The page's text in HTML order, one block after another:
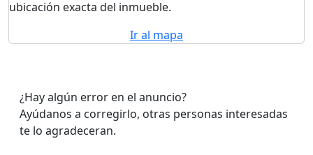
ubicación exacta del inmueble.
Ir al mapa
¿Hay algún error en el anuncio?
Ayúdanos a corregirlo, otras personas interesadas
te lo agradeceran.